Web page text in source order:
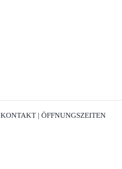
KONTAKT | ÖFFNUNGSZEITEN